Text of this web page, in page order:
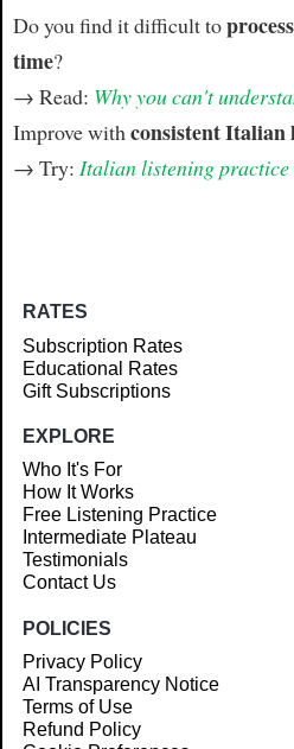
Do you find it difficult to
time?
→ Read: Why you can't
Improve withconsistent Italian
→ Try: Italian listening
RATES
Subscription Rates
Educational Rates
Gift Subscriptions
EXPLORE
Who It's For
How It Works
Free Listening Practice
Intermediate Plateau
Testimonials
Contact Us
POLICIES
Privacy Policy
AI Transparency Notice
Terms of Use
Refund Policy